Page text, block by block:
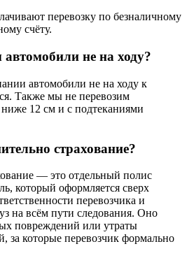
перевозку по безналичному
счёту.
не на ходу?
автомобили не на ходу к
Также мы не перевозим
12 см и с подтеканиями
страхование?
— это отдельный полис
который оформляется сверх
перевозчика и
на всём пути следования. Оно
повреждений или утраты
за которые перевозчик формально